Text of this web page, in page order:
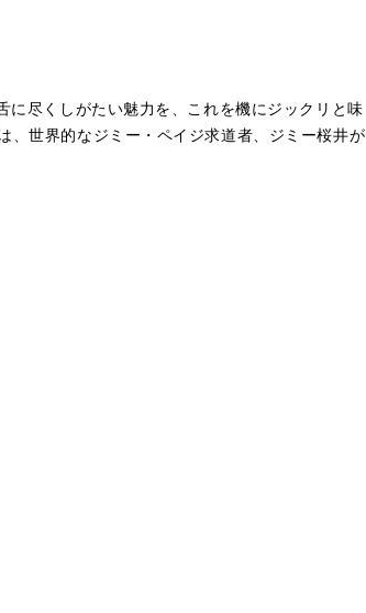
尽くしがたい魅力を、これを機にジックリと味
、世界的なジミー・ペイジ求道者、ジミー桜井が